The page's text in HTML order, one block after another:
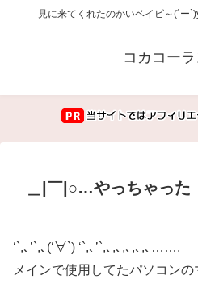
見に来てくれたのかいベイビ～(´ー
コカコー
＿|￣|○…やっちゃった
‘`,､’`,､(‘∀`) ‘`,､’`,､,､,､,､,､…….
メインで使用してたパソコン